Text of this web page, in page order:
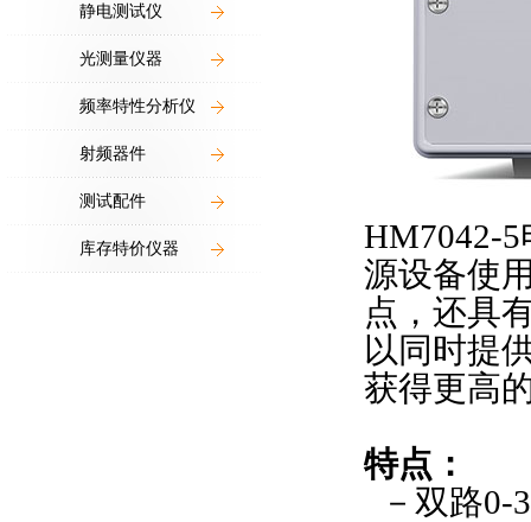
静电测试仪
光测量仪器
频率特性分析仪
射频器件
测试配件
库存特价仪器 HM7042-5
源设备使
点，还具
以同时提
获得更高
特点：
－双路0-